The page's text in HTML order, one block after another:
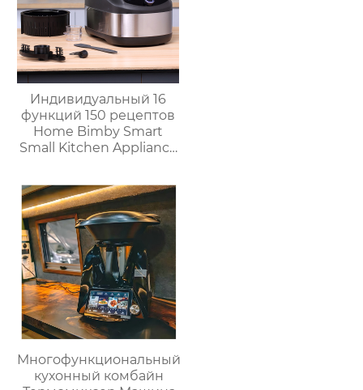
Индивидуальный 16
функций 150 рецептов
Home Bimby Smart
Small Kitchen Appliance
кухонный комбайн
Термопроцессор
Многофункциональный
кухонный комбайн